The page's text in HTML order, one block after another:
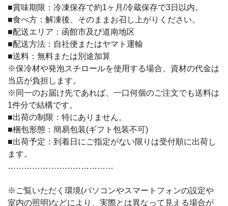
■賞味期限：冷凍保存で約1ヶ月/冷蔵保存で3日以内。
■食べ方：解凍後、そのままお召し上がりください。
■配送エリア：函館市及び道南地区
■配送方法：自社便またはヤマト運輸
■送料：無料または別途加算
※保冷材や発泡スチロールを使用する場合、資材の代金は
当店が負担します。
※同一のお届け先であれば、一口何個のご注文でも送料は
1件分で結構です。
■出荷の制限：特にありません。
■梱包形態：簡易包装(ギフト包装不可)
■出荷予定：到着日にご指定がない限りは受付順に出荷し
ます。
…………………………………
※ご覧いただく環境(パソコンやスマートフォンの設定や
室内の照明)などにより、実際とは異なって見える場合が